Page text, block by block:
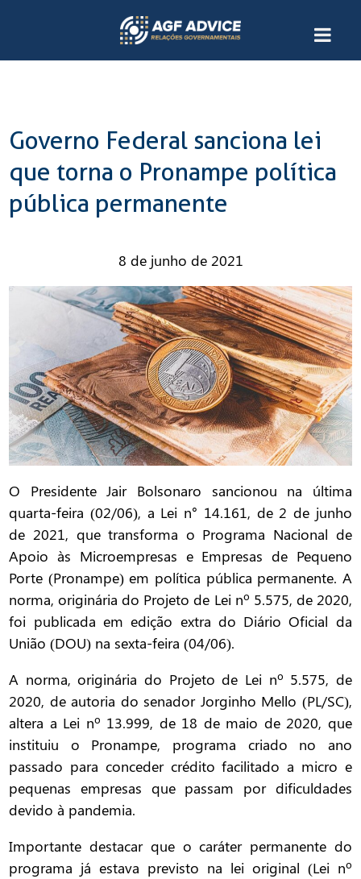
Governo Federal sanciona lei
que torna o Pronampe política
pública permanente
8 de junho de 2021
O Presidente Jair Bolsonaro sancionou na última
quarta-feira (02/06), a Lei n° 14.161, de 2 de junho
de 2021, que transforma o Programa Nacional de
Apoio às Microempresas e Empresas de Pequeno
Porte (Pronampe) em política pública permanente. A
norma, originária do Projeto de Lei nº 5.575, de 2020,
foi publicada em edição extra do Diário Oficial da
União (DOU) na sexta-feira (04/06).
A norma, originária do Projeto de Lei nº 5.575, de
2020, de autoria do senador Jorginho Mello (PL/SC),
altera a Lei nº 13.999, de 18 de maio de 2020, que
instituiu o Pronampe, programa criado no ano
passado para conceder crédito facilitado a micro e
pequenas empresas que passam por dificuldades
devido à pandemia.
Importante destacar que o caráter permanente do
programa já estava previsto na lei original (Lei nº